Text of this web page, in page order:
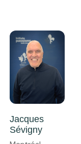
Jacques
Sévigny